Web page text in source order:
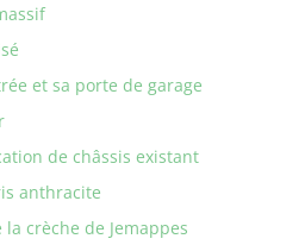
et sa porte de garage
de châssis existant
anthracite
crèche de Jemappes